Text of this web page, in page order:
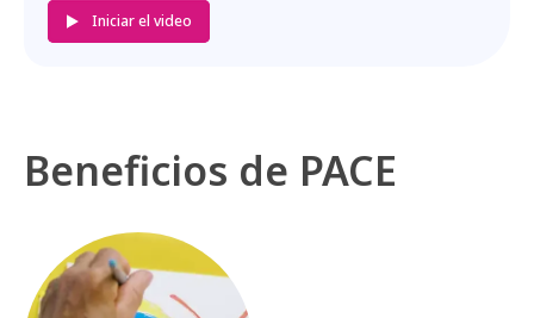
Iniciar el video
Beneficios de PACE